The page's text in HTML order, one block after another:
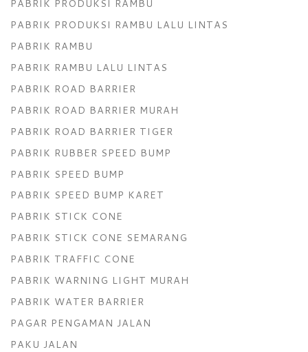
PABRIK PRODUKSI RAMBU
PABRIK PRODUKSI RAMBU LALU LINTAS
PABRIK RAMBU
PABRIK RAMBU LALU LINTAS
PABRIK ROAD BARRIER
PABRIK ROAD BARRIER MURAH
PABRIK ROAD BARRIER TIGER
PABRIK RUBBER SPEED BUMP
PABRIK SPEED BUMP
PABRIK SPEED BUMP KARET
PABRIK STICK CONE
PABRIK STICK CONE SEMARANG
PABRIK TRAFFIC CONE
PABRIK WARNING LIGHT MURAH
PABRIK WATER BARRIER
PAGAR PENGAMAN JALAN
PAKU JALAN